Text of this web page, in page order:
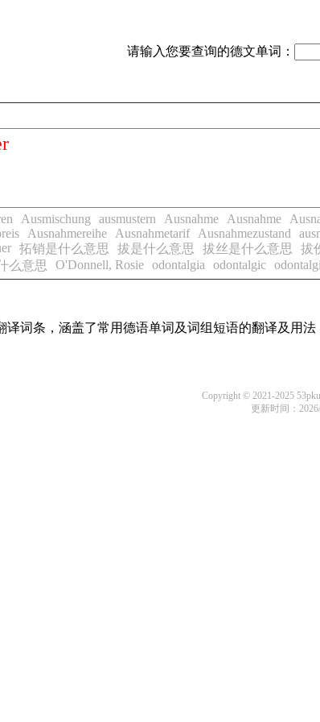
请输入您要查询的德文单词：
Ausmischung ausmustern Ausnahme Ausnahme
Ausnahmereihe Ausnahmetarif Ausnahmezustand
拓销是什么意思 拔是什么意思 拔丝是什么意思 拔
么意思 O'Donnell, Rosie odontalgia odontalgic
译词条，涵盖了常用德语单词及词组短语的翻译及用法
Copyright © 2021-2025
更新时间：